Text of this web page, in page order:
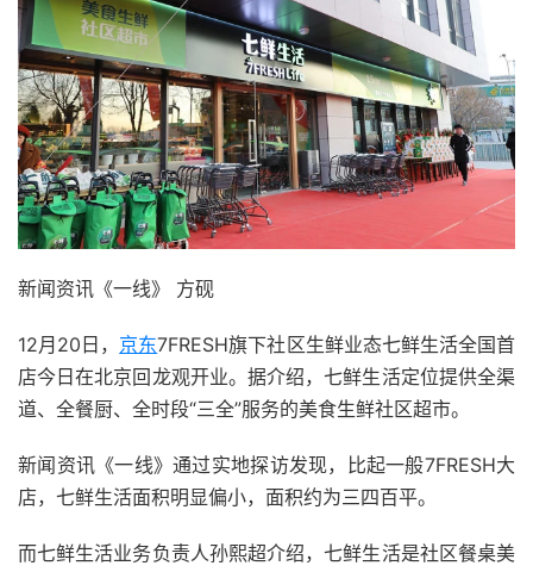
新闻资讯《一线》 方砚
12月20日， 京东7FRESH旗下社区生鲜业态七鲜生活全国首
店今日在北京回龙观开业。据介绍，七鲜生活定位提供全渠
道、全餐厨、全时段“三全”服务的美食生鲜社区超市。
新闻资讯《一线》通过实地探访发现，比起一般7FRESH大
店，七鲜生活面积明显偏小，面积约为三四百平。
而七鲜生活业务负责人孙熙超介绍，七鲜生活是社区餐桌美